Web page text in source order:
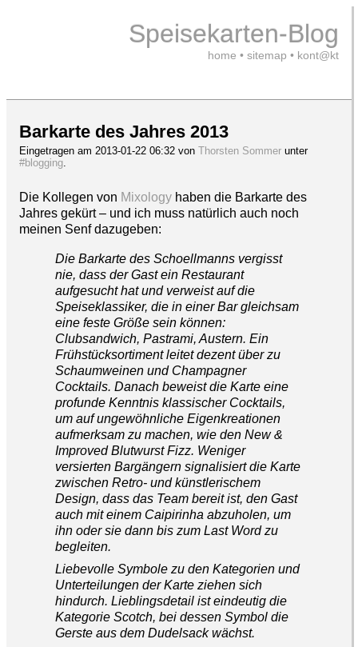
Speisekarten-Blog
home • sitemap • kont@kt
Barkarte des Jahres 2013
Eingetragen am 2013-01-22 06:32 von Thorsten Sommer unter
#blogging.
Die Kollegen von Mixology haben die Barkarte des
Jahres gekürt – und ich muss natürlich auch noch
meinen Senf dazugeben:
Die Barkarte des Schoellmanns vergisst
nie, dass der Gast ein Restaurant
aufgesucht hat und verweist auf die
Speiseklassiker, die in einer Bar gleichsam
eine feste Größe sein können:
Clubsandwich, Pastrami, Austern. Ein
Frühstücksortiment leitet dezent über zu
Schaumweinen und Champagner
Cocktails. Danach beweist die Karte eine
profunde Kenntnis klassischer Cocktails,
um auf ungewöhnliche Eigenkreationen
aufmerksam zu machen, wie den New &
Improved Blutwurst Fizz. Weniger
versierten Bargängern signalisiert die Karte
zwischen Retro- und künstlerischem
Design, dass das Team bereit ist, den Gast
auch mit einem Caipirinha abzuholen, um
ihn oder sie dann bis zum Last Word zu
begleiten.
Liebevolle Symbole zu den Kategorien und
Unterteilungen der Karte ziehen sich
hindurch. Lieblingsdetail ist eindeutig die
Kategorie Scotch, bei dessen Symbol die
Gerste aus dem Dudelsack wächst.